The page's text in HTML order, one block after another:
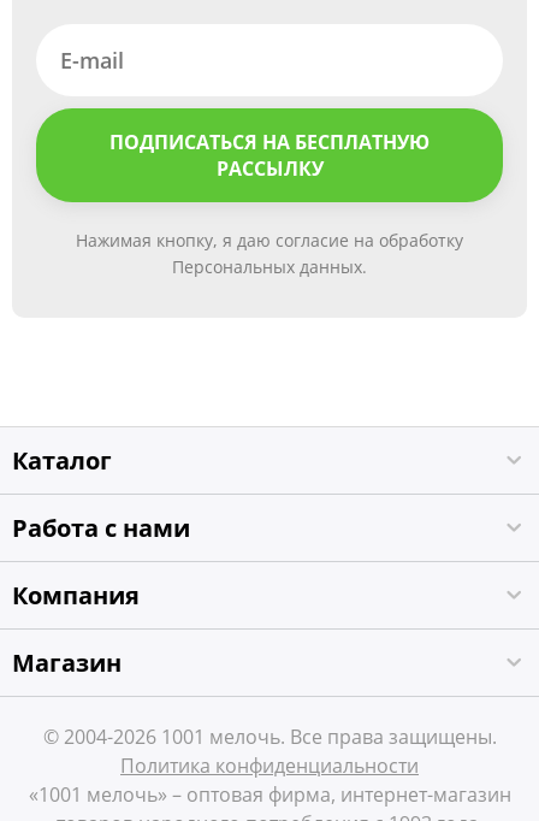
ПОДПИСАТЬСЯ НА БЕСПЛАТНУЮ
РАССЫЛКУ
Нажимая кнопку, я даю согласие на обработку
Персональных данных.
Каталог
Работа с нами
Компания
Магазин
© 2004-2026 1001 мелочь. Все права защищены.
Политика конфиденциальности
«1001 мелочь» – оптовая фирма, интернет-магазин